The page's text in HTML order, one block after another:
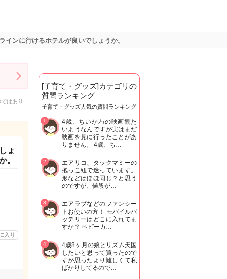
ンに行けるホテルが良いでしょうか。
はあり
ょ
。
入り
[子育て・グッズ]カテゴリの
質問ランキング
子育て・グッズ人気の質問ランキング
4歳、ちいかわの映画観た
いようなんですが実はまだ
映画を見に行ったことがあ
りません。 4歳、ち…
1
エアリコ、タックマミーの
抱っこ紐で迷っています。
形などはほほ同じ？と思う
のですが、値段が…
2
エアラブなどのファンシー
トお使いの方！ モバイルバ
ッテリーはどこに入れてま
すか？ ベビーカ…
3
4歳8ヶ月の娘とリズム天国
したいと思って買ったので
すが思ったより難しくて私
ばかりしてるので…
4